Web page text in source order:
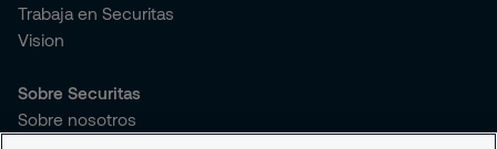
Trabaja en Securitas
Vision
Sobre Securitas
Sobre nosotros